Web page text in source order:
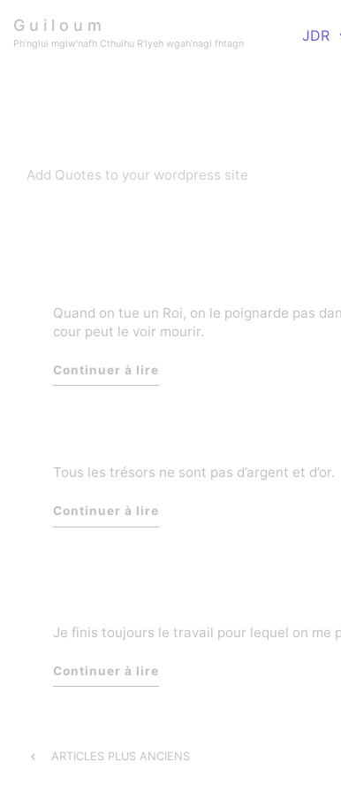
G u i l o u m
Ph'nglui mglw'nafh Cthulhu R'lyeh wgah'nagl fhtagn JDR
Add Quotes to your wordpress site
Quand on tue un Roi, on le poignarde pas
cour peut le voir mourir.
Continuer à lire
Tous les trésors ne sont pas d’argent et d’or.
Continuer à lire
Je finis toujours le travail pour lequel on me
Continuer à lire
Navigation
ARTICLES PLUS ANCIENS